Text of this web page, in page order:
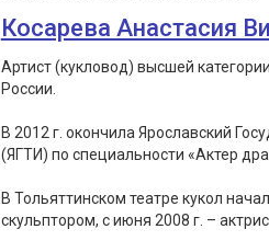
Косарева Анастасия
Артист (кукловод) высшей
России.
В 2012 г. окончила Ярославский
(ЯГТИ) по специальности «Актер
В Тольяттинском театре кукол
скульптором, с июня 2008 г. –